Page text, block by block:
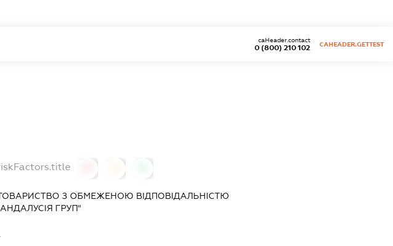
0 (800) 210 102
caHeader.contact
CAHEADER.GETTEST
З ОБМЕЖЕНОЮ ВІДПОВІДАЛЬНІСТЮ
ГРУП"